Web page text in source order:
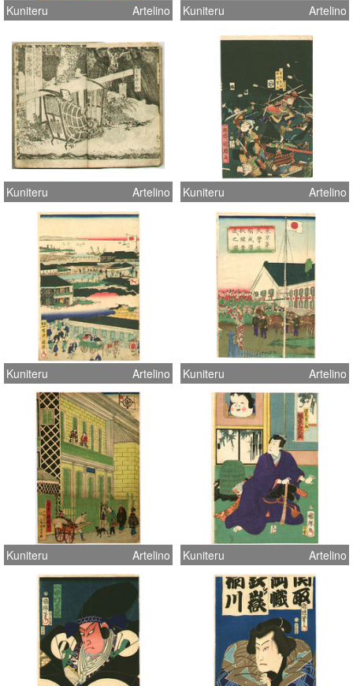
Kuniteru Artelino Kuniteru Artelino
Kuniteru Artelino Kuniteru Artelino
Kuniteru Artelino Kuniteru Artelino
Kuniteru Artelino Kuniteru Artelino